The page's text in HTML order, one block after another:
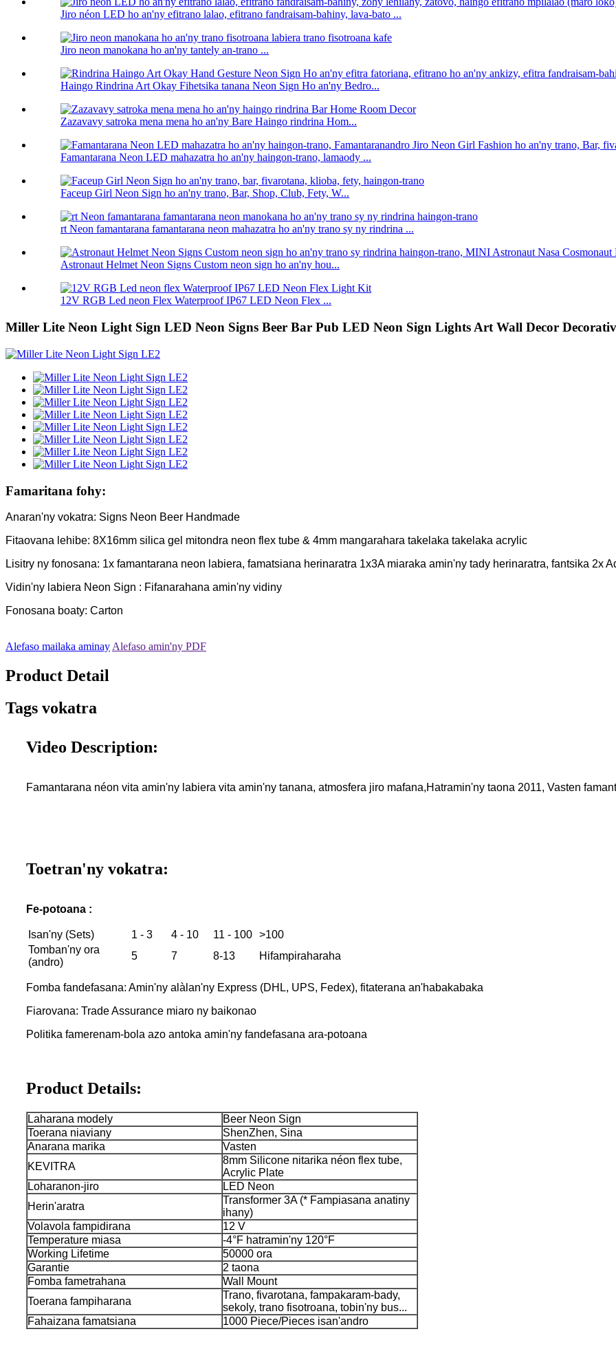
Jiro néon LED ho an'ny efitrano lalao, efitrano fandraisam-bahiny, lava-bato ...
Jiro neon manokana ho an'ny tantely an-trano ...
Haingo Rindrina Art Okay Fihetsika tanana Neon Sign Ho an'ny Bedro...
Zazavavy satroka mena mena ho an'ny Bare Haingo rindrina Hom...
Famantarana Neon LED mahazatra ho an'ny haingon-trano, lamaody ...
Faceup Girl Neon Sign ho an'ny trano, Bar, Shop, Club, Fety, W...
rt Neon famantarana famantarana neon mahazatra ho an'ny trano sy ny rindrina ...
Astronaut Helmet Neon Signs Custom neon sign ho an'ny hou...
12V RGB Led neon Flex Waterproof IP67 LED Neon Flex ...
Miller Lite Neon Light Sign LED Neon Signs Beer Bar Pub LED Neon Sign Lights Art Wall Decor
Famaritana fohy:
Anaran'ny vokatra: Signs Neon Beer Handmade
Fitaovana lehibe: 8X16mm silica gel mitondra neon flex tube & 4mm mangarahara takelaka takelaka acrylic
Lisitry ny fonosana: 1x famantarana neon labiera, famatsiana herinaratra 1x3A miaraka amin'ny tady herinaratra, fantsika 2x
Vidin'ny labiera Neon Sign : Fifanarahana amin'ny vidiny
Fonosana boaty: Carton
Alefaso mailaka aminay Alefaso amin'ny PDF
Product Detail
Tags vokatra
Video Description:
Famantarana néon vita amin'ny labiera vita amin'ny tanana, atmosfera jiro mafana,Hatramin'ny taona 2011, Vasten
Toetran'ny vokatra:
Fe-potoana :
Isan'ny (Sets) 1 - 3 4 - 10 11 - 100 >100
Tomban'ny ora
(andro)
5 7 8-13 Hifampiraharaha
Fomba fandefasana: Amin'ny alàlan'ny Express (DHL, UPS, Fedex), fitaterana an'habakabaka
Fiarovana: Trade Assurance miaro ny baikonao
Politika famerenam-bola azo antoka amin'ny fandefasana ara-potoana
Product Details:
Laharana modely
Beer Neon Sign
Toerana niaviany
ShenZhen, Sina
Anarana marika
Vasten
KEVITRA
8mm Silicone nitarika néon flex tube,
Acrylic Plate
Loharanon-jiro
LED Neon
Herin'aratra
Transformer 3A (* Fampiasana anatiny
ihany)
Volavola fampidirana
12 V
Temperature miasa
-4°F hatramin'ny 120°F
Working Lifetime
50000 ora
Garantie
2 taona
Fomba fametrahana
Wall Mount
Toerana fampiharana
Trano, fivarotana, fampakaram-bady,
sekoly, trano fisotroana, tobin'ny bus...
Fahaizana famatsiana
1000 Piece/Pieces isan'andro